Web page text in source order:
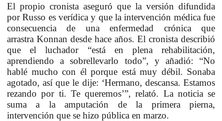
El propio cronista aseguró que la versión difundida
por Russo es verídica y que la intervención médica fue
consecuencia de una enfermedad crónica que
arrastra Konnan desde hace años. El cronista describió
que el luchador “está en plena rehabilitación,
aprendiendo a sobrellevarlo todo”, y añadió: “No
hablé mucho con él porque está muy débil. Sonaba
agotado, así que le dije: ‘Hermano, descansa. Estamos
rezando por ti. Te queremos’”, relató. La noticia se
suma a la amputación de la primera pierna,
intervención que se hizo pública en marzo.